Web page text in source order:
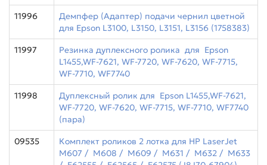
11996
Демпфер (Адаптер) подачи чернил цветной
для Epson L3100, L3150, L3151, L3156 (1758383)
11997
Резинка дуплексного ролика для Epson
L1455,WF-7621, WF-7720, WF-7620, WF-7715,
WF-7710, WF7740
11998
Дуплексный ролик для Epson L1455,WF-7621,
WF-7720, WF-7620, WF-7715, WF-7710, WF7740
(пара)
09535
Комплект роликов 2 лотка для HP LaserJet
M607 / M608 / M609 / M631 / M632 / M633